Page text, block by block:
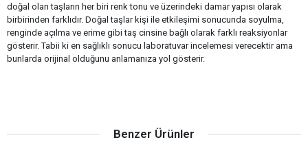
doğal olan taşların her biri renk tonu ve üzerindeki damar yapısı olarak
birbirinden farklıdır. Doğal taşlar kişi ile etkileşimi sonucunda soyulma,
renginde açılma ve erime gibi taş cinsine bağlı olarak farklı reaksiyonlar
gösterir. Tabii ki en sağlıklı sonucu laboratuvar incelemesi verecektir ama
bunlarda orijinal olduğunu anlamanıza yol gösterir.
Benzer Ürünler